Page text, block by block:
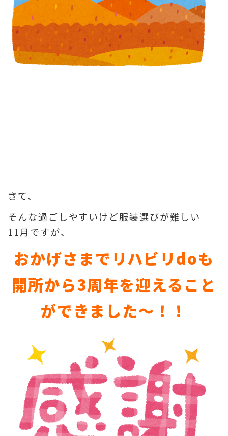
さて、
そんな過ごしやすいけど服装選びが難しい
11月ですが、
おかげさまでリハビリdoも
開所から3周年を迎えること
ができました～！！